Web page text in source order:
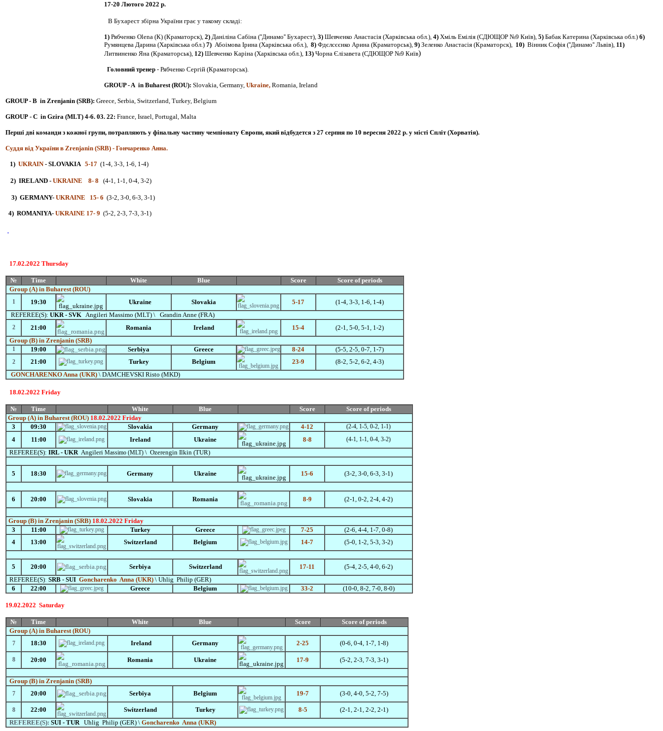
17-20 Лютого 2022 р.
В Бухарест збірна України грає у такому складі:
1) Рябченко Olena (К) (Краматорск), 2) Даніліна Сабіна (''Динамо'' Бухарест), 3) Шевченко Анастасія (Харківська обл.), 4) Хміль Емілія (СДЮЩОР №9 Київ), 5) Бабак Катерина (Харківська обл.) 6)
Румянцева Дарина (Харківська обл.) 7) Абоімова Ірина (Харківська обл.), 8) Фдєлсєєнко Арина (Краматорськ), 9) Зеленко Анастасія (Краматорск), 10) Вінник Софія (''Динамо'' Львів), 11)
Литвиненко Яна (Краматорськ), 12) Шевченко Каріна (Харківська обл.), 13) Чорна Єлізавета (СДЮЩОР №9 Київ)
Головний тренер - Рябченко Сергій (Краматорськ).
GROUP - A in Buharest (ROU): Slovakia, Germany, Ukraine, Romania, Ireland
GROUP - B in Zrenjanin (SRB): Greece, Serbia, Switzerland, Turkey, Belgium
GROUP - C in Gzira (MLT) 4-6. 03. 22: France, Israel, Portugal, Malta
Перші дві команди з кожної групи, потрапляють у фінальну частину чемпіонату Європи, який відбудется з 27 серпня по 10 вересня 2022 р. у місті Спліт (Хорватія).
Суддя від України в Zrenjanin (SRB) - Гончаренко Анна.
1) UKRAIN- SLOVAKIA 5-17 (1-4, 3-3, 1-6, 1-4)
2) IRELAND - UKRAINE 8- 8 (4-1, 1-1, 0-4, 3-2)
3) GERMANY- UKRAINE 15- 6 (3-2, 3-0, 6-3, 3-1)
4) ROMANIYA- UKRAINE 17- 9 (5-2, 2-3, 7-3, 3-1)
17.02.2022 Thursday
№ Time White Blue Score Scoreof periods
Group (A) in Buharest (ROU)
1 19:30 Ukraine Slovakia 5-17
(1-4, 3-3, 1-6, 1-4)
REFEREE(S): UKR - SVK Angileri Massimo (MLT) \ Grandin Anne (FRA)
2 21:00 Romania Ireland 15-4
(2-1, 5-0, 5-1, 1-2)
Group (B) in Zrenjanin (SRB)
1 19:00 Serbiya Greece 8-24 (5-5, 2-5, 0-7, 1-7)
2 21:00 Turkey Belgium 23-9
(8-2, 5-2, 6-2, 4-3)
GONCHARENKO Anna (UKR) \ DAMCHEVSKI Risto (MKD)
18.02.2022 Friday
№ Time White Blue Score Scoreof periods
Group (A) in Buharest (ROU) 18.02.2022 Friday
3
09:30 Slovakia Germany 4-12 (2-4, 1-5, 0-2, 1-1)
4 11:00 Ireland Ukraine 8-8 (4-1, 1-1, 0-4, 3-2)
REFEREE(S): IRL - UKR Angileri Massimo (MLT) \ Ozerengin Ilkin (TUR)
5 18:30 Germany Ukraine 15-6 (3-2, 3-0, 6-3, 3-1)
6 20:00 Slovakia Romania 8-9 (2-1, 0-2, 2-4, 4-2)
Group (B) in Zrenjanin (SRB) 18.02.2022 Friday
3
11:00 Turkey Greece 7-25 (2-6, 4-4, 1-7, 0-8)
4
13:00 Switzerland Belgium 14-7 (5-0, 1-2, 5-3, 3-2)
5 20:00 Serbiya Switzerland 17-11
(5-4, 2-5, 4-0, 6-2)
REFEREE(S): SRB - SUI Goncharenko Anna (UKR) \ Uhlig Philip (GER)
6
22:00 Greece Belgium 33-2 (10-0, 8-2, 7-0, 8-0)
19.02.2022 Saturday
№ Time White Blue Score Scoreof periods
Group (A) in Buharest (ROU)
7 18:30 Ireland Germany 2-25 (0-6, 0-4, 1-7, 1-8)
8 20:00 Romania Ukraine 17-9 (5-2, 2-3, 7-3, 3-1)
Group (B) in Zrenjanin (SRB)
7 20:00 Serbiya Belgium 19-7 (3-0, 4-0, 5-2, 7-5)
8 22:00 Switzerland Turkey 8-5
(2-1, 2-1, 2-2, 2-1)
REFEREE(S): SUI - TUR Uhlig Philip (GER) \ Goncharenko Anna (UKR)